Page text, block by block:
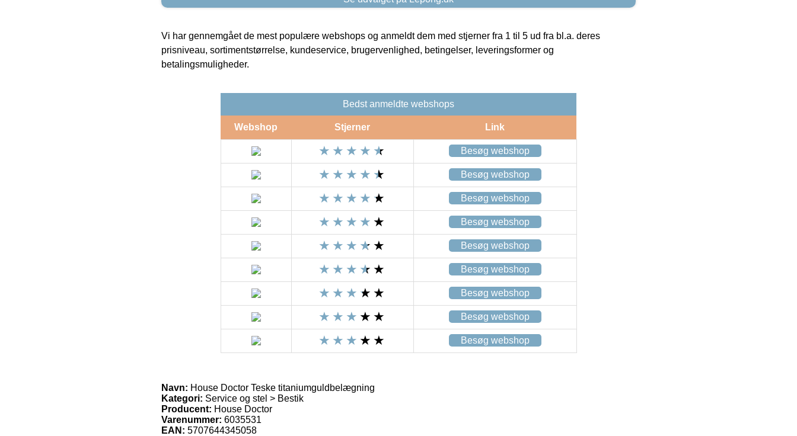
Vi har gennemgået de mest populære webshops og anmeldt dem med stjerner fra 1 til 5 ud fra bl.a. deres
prisniveau, sortimentstørrelse, kundeservice, brugervenlighed, betingelser, leveringsformer og
betalingsmuligheder.
Bedst anmeldte webshops
Webshop Stjerner Link
Besøg webshop
Besøg webshop
Besøg webshop
Besøg webshop
Besøg webshop
Besøg webshop
Besøg webshop
Besøg webshop
Besøg webshop
Navn: House Doctor Teske titaniumguldbelægning
Kategori: Service og stel > Bestik
Producent: House Doctor
Varenummer: 6035531
EAN: 5707644345058